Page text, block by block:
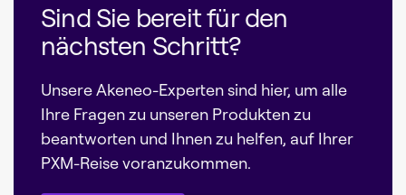
Sind Sie bereit für den
nächsten Schritt?
Unsere Akeneo-Experten sind hier, um alle
Ihre Fragen zu unseren Produkten zu
beantworten und Ihnen zu helfen, auf Ihrer
PXM-Reise voranzukommen.